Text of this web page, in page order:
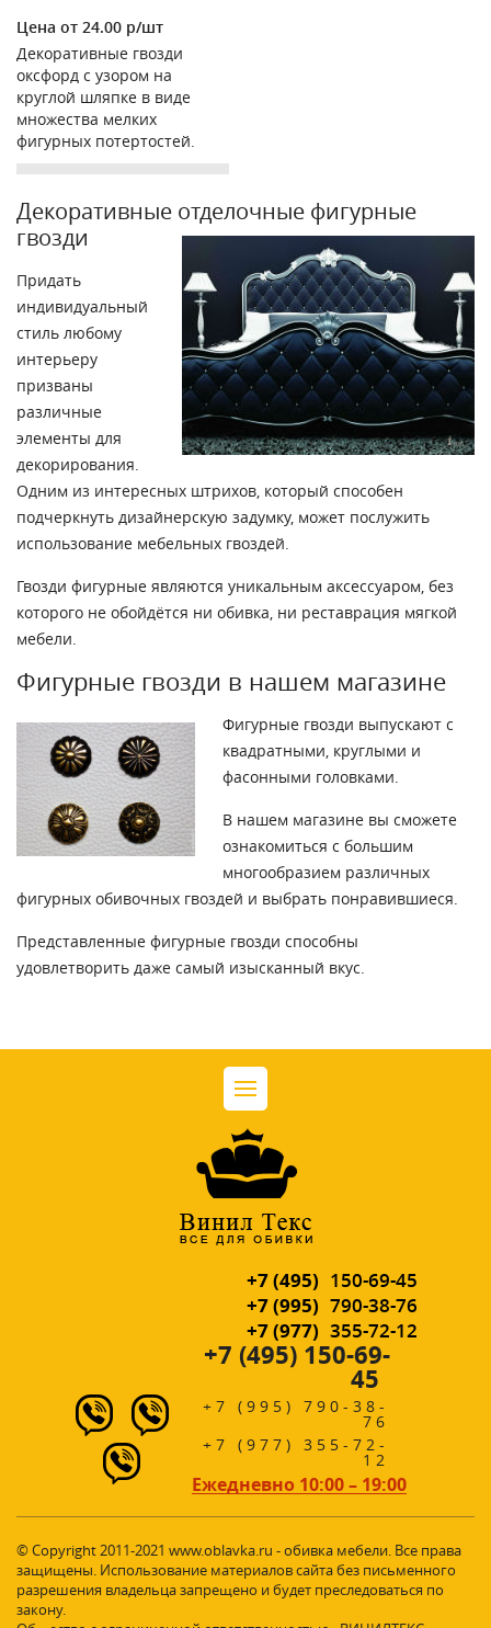
Цена от 24.00 р/шт
Декоративные гвозди
оксфорд с узором на
круглой шляпке в виде
множества мелких
фигурных потертостей.
Декоративные отделочные фигурные
гвозди
Придать
индивидуальный
стиль любому
интерьеру
призваны
различные
элементы для
декорирования.
Одним из интересных штрихов, который способен
подчеркнуть дизайнерскую задумку, может послужить
использование мебельных гвоздей.
Гвозди фигурные являются уникальным аксессуаром, без
которого не обойдётся ни обивка, ни реставрация мягкой
мебели.
Фигурные гвозди в нашем магазине
Фигурные гвозди выпускают с
квадратными, круглыми и
фасонными головками.
В нашем магазине вы сможете
ознакомиться с большим
многообразием различных
фигурных обивочных гвоздей и выбрать понравившиеся.
Представленные фигурные гвозди способны
удовлетворить даже самый изысканный вкус.
+7 (495) 150-69-45
+7 (995) 790-38-76
+7 (977) 355-72-12
+7 (495) 150-69-
45
+7 (995) 790-38-
76
+7 (977) 355-72-
12
Ежедневно 10:00 – 19:00
© Copyright 2011-2021 www.oblavka.ru - обивка мебели. Все права
защищены. Использование материалов сайта без письменного
разрешения владельца запрещено и будет преследоваться по
закону.